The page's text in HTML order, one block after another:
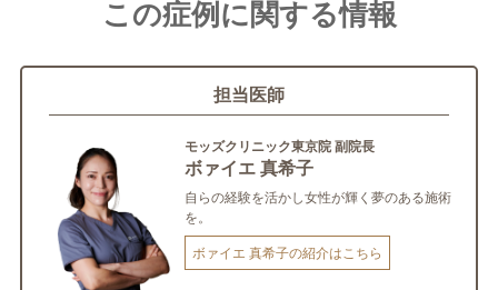
この症例に関する情報
担当医師
モッズクリニック東京院 副院長
ボァイエ 真希子
自らの経験を活かし女性が輝く夢のある施術
を。
ボァイエ 真希子の紹介はこちら